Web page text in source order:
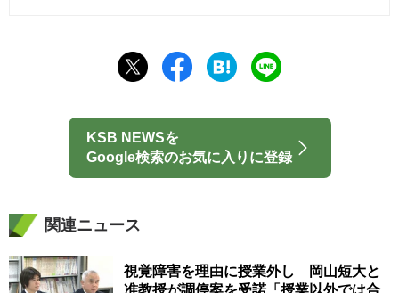
KSB NEWSを
Google検索のお気に入りに登録
関連ニュース
視覚障害を理由に授業外し 岡山短大と
准教授が調停案を受諾「授業以外では合